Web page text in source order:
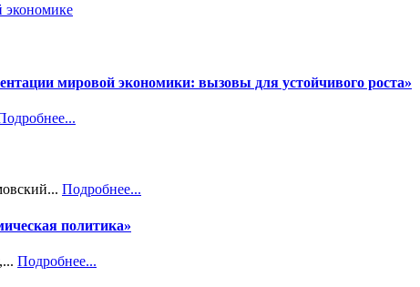
экономике
мировой экономики: вызовы для устойчивого роста»
Подробнее...
политика»
Подробнее...